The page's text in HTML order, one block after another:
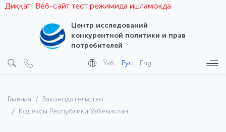
Веб-сайт тест режимида ишламоқда
Центр исследований
конкурентной политики и прав
потребителей
Ўзб Рус Eng
Главная
Законодательство
Кодексы Республики Узбекистан